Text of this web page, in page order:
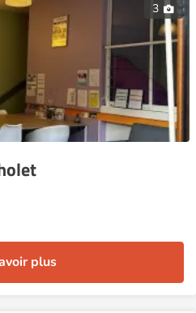
3
plus